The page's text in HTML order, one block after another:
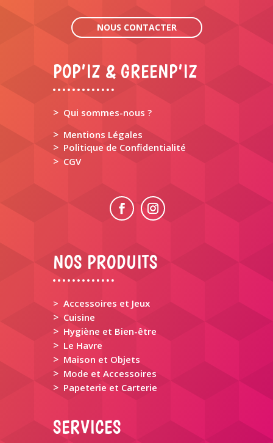
NOUS CONTACTER
POP’IZ & GREENP’IZ
> Qui sommes-nous ?
> Mentions Légales
> Politique de Confidentialité
> CGV
NOS PRODUITS
> Accessoires et Jeux
> Cuisine
> Hygiène et Bien-être
> Le Havre
> Maison et Objets
> Mode et Accessoires
> Papeterie et Carterie
SERVICES